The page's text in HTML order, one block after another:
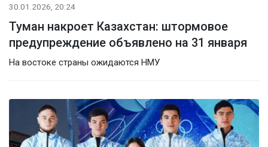
30.01.2026, 20:24
Туман накроет Казахстан: штормовое
предупреждение объявлено на 31 января
На востоке страны ожидаются НМУ